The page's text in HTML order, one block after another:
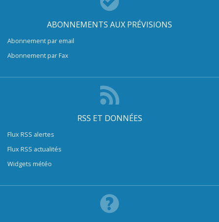
ABONNEMENTS AUX PRÉVISIONS
Abonnement par email
Abonnement par Fax
RSS ET DONNÉES
Flux RSS alertes
Flux RSS actualités
Widgets météo